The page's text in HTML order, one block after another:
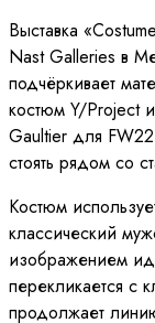
Выставка
Nast Galleries в
подчёркивает
костюм Y/Project
Gaultier для
стоять рядом со
Костюм
классический
изображением
перекликается с
продолжает